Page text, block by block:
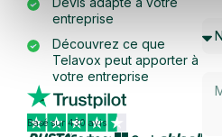
entreprise
Découvrez ce que
Telavox peut apporter à
votre entreprise
Basé sur 430 avis